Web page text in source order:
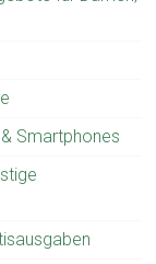
Smartphones